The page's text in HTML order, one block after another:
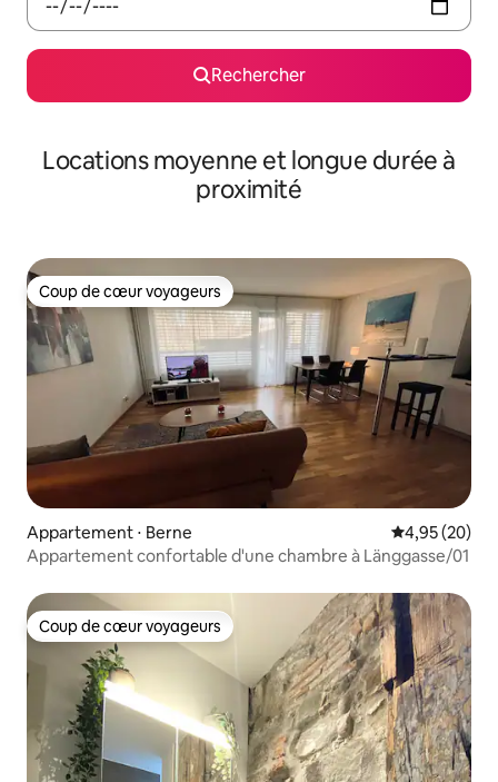
Rechercher
Locations moyenne et longue durée à
proximité
Coup de cœur voyageurs
Coup de cœur voyageurs
Appartement ⋅ Berne Évaluation
4,95 (20)
Appartement confortable d'une chambre à Länggasse/01
Coup de cœur voyageurs
Coup de cœur voyageurs